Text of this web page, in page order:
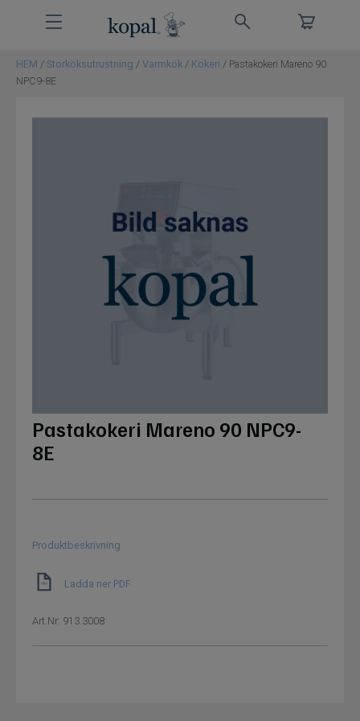
Storköksutrustning
HEM / Storköksutrustning / Varmkök / Kokeri / Pastakokeri Mareno 90
NPC9-8E
Pastakokeri Mareno 90 NPC9-
8E
Produktbeskrivning
Ladda ner PDF
Art.Nr: 913.3008